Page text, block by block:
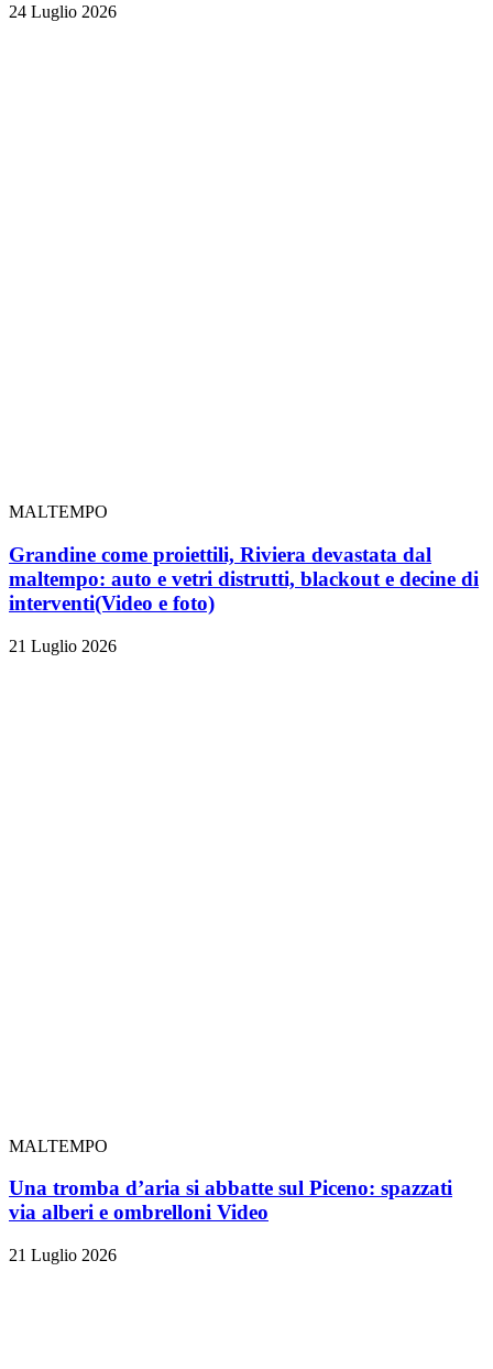
24 Luglio 2026
MALTEMPO
Grandine come proiettili, Riviera devastata dal
maltempo: auto e vetri distrutti, blackout e decine di
interventi(Video e foto)
21 Luglio 2026
MALTEMPO
Una tromba d’aria si abbatte sul Piceno: spazzati
via alberi e ombrelloni Video
21 Luglio 2026